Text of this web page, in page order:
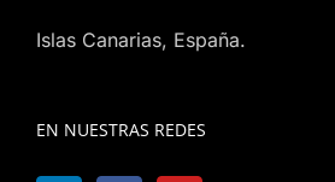
Islas Canarias, España.
EN NUESTRAS REDES